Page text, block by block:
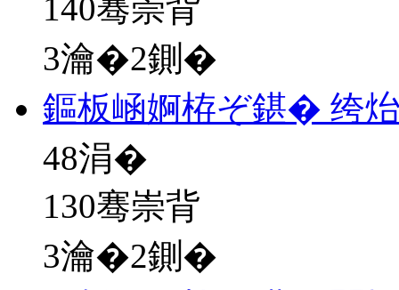
140骞崇背
3瀹�2鍘�
鏂板崡婀栫ぞ鍖� 绔
48涓�
130骞崇背
3瀹�2鍘�